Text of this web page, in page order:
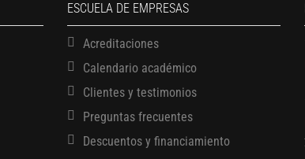
ESCUELA DE EMPRESAS
Acreditaciones
Calendario académico
Clientes y testimonios
Preguntas frecuentes
Descuentos y financiamiento